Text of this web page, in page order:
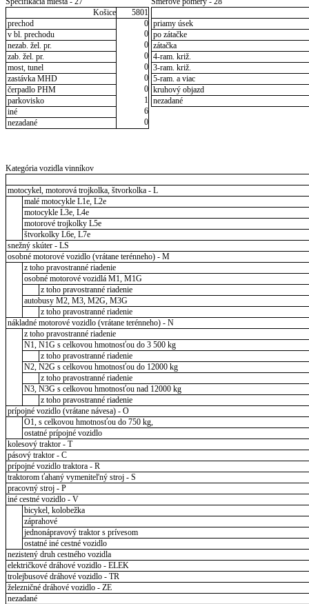
Košice
5801
prechod
0
v bl. prechodu
0
nezab. žel. pr.
0
zab. žel. pr.
0
most, tunel
0
zastávka MHD
0
čerpadlo PHM
0
parkovisko
1
iné
6
nezadané
0
priamy úsek
po zátačke
zátačka
4-ram. križ.
3-ram. križ.
5-ram. a viac
kruhový objazd
nezadané
Kategória vozidla vinníkov
motocykel, motorová trojkolka, štvorkolka - L
malé motocykle L1e, L2e
motocykle L3e, L4e
motorové trojkolky L5e
štvorkolky L6e, L7e
snežný skúter - LS
osobné motorové vozidlo (vrátane terénneho) - M
z toho pravostranné riadenie
osobné motorové vozidlá M1, M1G
z toho pravostranné riadenie
autobusy M2, M3, M2G, M3G
z toho pravostranné riadenie
nákladné motorové vozidlo (vrátane terénneho) - N
z toho pravostranné riadenie
N1, N1G s celkovou hmotnosťou do 3 500 kg
z toho pravostranné riadenie
N2, N2G s celkovou hmotnosťou do 12000 kg
z toho pravostranné riadenie
N3, N3G s celkovou hmotnosťou nad 12000 kg
z toho pravostranné riadenie
prípojné vozidlo (vrátane návesa) - O
O1, s celkovou hmotnosťou do 750 kg,
ostatné prípojné vozidlo
kolesový traktor - T
pásový traktor - C
prípojné vozidlo traktora - R
traktorom ťahaný vymeniteľný stroj - S
pracovný stroj - P
iné cestné vozidlo - V
bicykel, kolobežka
záprahové
jednonápravový traktor s prívesom
ostatné iné cestné vozidlo
nezistený druh cestného vozidla
električkové dráhové vozidlo - ELEK
trolejbusové dráhové vozidlo - TR
železničné dráhové vozidlo - ZE
nezadané